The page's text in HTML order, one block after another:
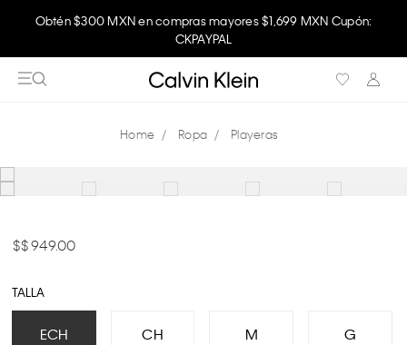
Obtén $300 MXN en compras mayores $1,699 MXN Cupón:
CKPAYPAL
Ropa Playeras
$ 949.00
TALLA
ECH CH M G